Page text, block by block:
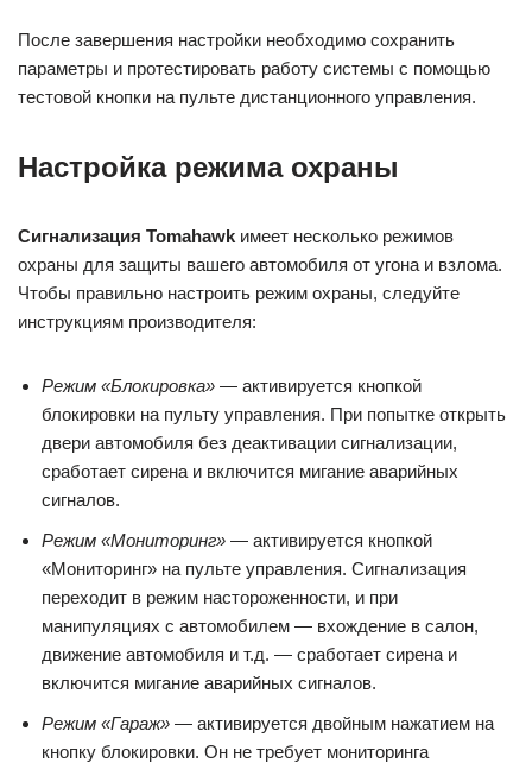
После завершения настройки необходимо сохранить
параметры и протестировать работу системы с помощью
тестовой кнопки на пульте дистанционного управления.
Настройка режима охраны
Сигнализация Tomahawk имеет несколько режимов
охраны для защиты вашего автомобиля от угона и взлома.
Чтобы правильно настроить режим охраны, следуйте
инструкциям производителя:
Режим «Блокировка» — активируется кнопкой
блокировки на пульту управления. При попытке открыть
двери автомобиля без деактивации сигнализации,
сработает сирена и включится мигание аварийных
сигналов.
Режим «Мониторинг» — активируется кнопкой
«Мониторинг» на пульте управления. Сигнализация
переходит в режим настороженности, и при
манипуляциях с автомобилем — вхождение в салон,
движение автомобиля и т.д. — сработает сирена и
включится мигание аварийных сигналов.
Режим «Гараж» — активируется двойным нажатием на
кнопку блокировки. Он не требует мониторинга